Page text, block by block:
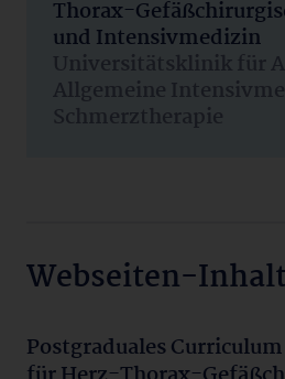
Thorax-
und Intensivmedizin
Universitätsklinik für
Allgemeine
Schmerztherapie
Webseiten-
Postgraduales